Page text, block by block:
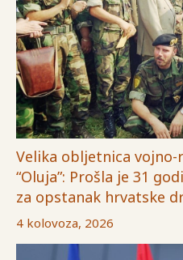
Velika obljetnica
“Oluja”: Prošla je 31
za opstanak hrvatske
4 kolovoza, 2026